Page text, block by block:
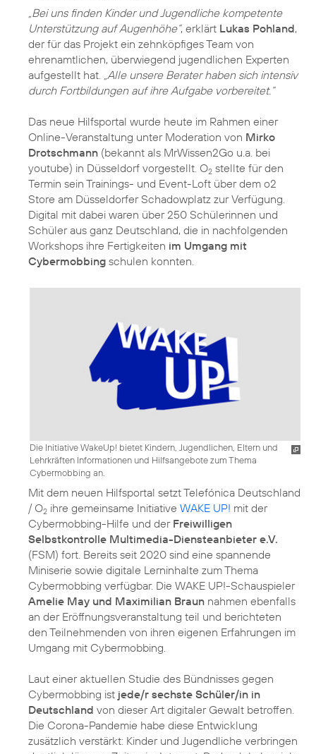
„Bei uns finden Kinder und Jugendliche kompetente
Unterstützung auf Augenhöhe“, erklärt Lukas Pohland,
der für das Projekt ein zehnköpfiges Team von
ehrenamtlichen, überwiegend jugendlichen Experten
aufgestellt hat. „Alle unsere Berater haben sich intensiv
durch Fortbildungen auf ihre Aufgabe vorbereitet.“
Das neue Hilfsportal wurde heute im Rahmen einer
Online-Veranstaltung unter Moderation von Mirko
Drotschmann (bekannt als MrWissen2Go u.a. bei
youtube) in Düsseldorf vorgestellt. O2 stellte für den
Termin sein Trainings- und Event-Loft über dem o2
Store am Düsseldorfer Schadowplatz zur Verfügung.
Digital mit dabei waren über 250 Schülerinnen und
Schüler aus ganz Deutschland, die in nachfolgenden
Workshops ihre Fertigkeiten im Umgang mit
Cybermobbing
Die Initiative WakeUp! bietet Kindern, Jugendlichen, Eltern und
Lehrkräften Informationen und Hilfsangebote zum Thema
Cybermobbing an.
Mit dem neuen Hilfsportal setzt Telefónica Deutschland
/ O2 ihre gemeinsame Initiative WAKE UP! mit der
Cybermobbing-Hilfe und der Freiwilligen
Selbstkontrolle Multimedia-Diensteanbieter e.V.
(FSM) fort. Bereits seit 2020 sind eine spannende
Miniserie sowie digitale Lerninhalte zum Thema
Cybermobbing verfügbar. Die WAKE UP!-Schauspieler
Amelie May und Maximilian Braun nahmen ebenfalls
an der Eröffnungsveranstaltung teil und berichteten
den Teilnehmenden von ihren eigenen Erfahrungen im
Umgang mit Cybermobbing.
Laut einer aktuellen Studie des Bündnisses gegen
Cybermobbing ist jede/r sechste Schüler/in in
Deutschland von dieser Art digitaler Gewalt betroffen.
Die Corona-Pandemie habe diese Entwicklung
zusätzlich verstärkt: Kinder und Jugendliche verbringen